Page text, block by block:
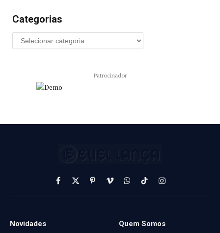
Categorias
Patrocinador
Facebook
X
(Twitter)
PinterestVimeoWhatsApp
TikTokInstagram
Novidades Quem Somos